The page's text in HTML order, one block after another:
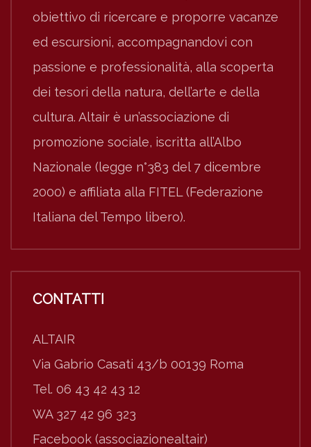
obiettivo di ricercare e proporre vacanze
ed escursioni, accompagnandovi con
passione e professionalità, alla scoperta
dei tesori della natura, dell’arte e della
cultura. Altair è un’associazione di
promozione sociale, iscritta all’Albo
Nazionale (legge n°383 del 7 dicembre
2000) e affiliata alla FITEL (Federazione
Italiana del Tempo libero).
CONTATTI
ALTAIR
Via Gabrio Casati 43/b 00139 Roma
Tel. 06 43 42 43 12
WA 327 42 96 323
Facebook (associazionealtair)